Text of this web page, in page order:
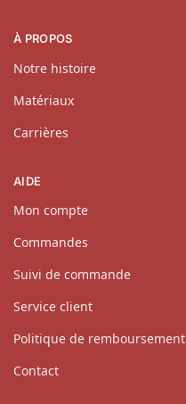
À PROPOS
Notre histoire
Matériaux
Carrières
AIDE
Mon compte
Commandes
Suivi de commande
Service client
Politique de remboursement
Contact